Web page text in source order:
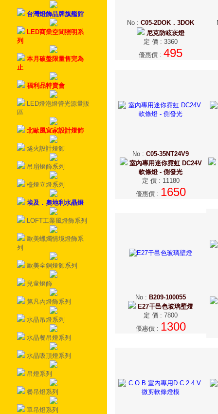
台灣燈飾品牌旗艦館
LED商業空間照明系
列
本月破盤限量售完為
止
福利品特賣會
LED燈泡燈管光源量販
區
北歐風宜家設計燈飾
燧火設計燈飾
吊扇燈飾系列
檯燈立燈系列
埃及．奧地利水晶燈
LOFT工業風燈飾系列
歐美蠟燭情境燈飾系
列
歐美全銅燈飾系列
兒童燈飾
第凡內燈飾系列
水晶吊燈系列
水晶餐吊燈系列
水晶吸頂燈系列
吊燈系列
餐吊燈系列
單吊燈系列
No : C05-2DOK．3DOK
尼克防眩崁燈
定 價 : 3360
優惠價 : 495
No : C05-35NT24V9
室內專用迷你霓虹 DC24V
軟條燈 - 側發光
定 價: 11180
優惠價: 1650
No : B209-100055
E27干邑色玻璃壁燈
定 價 : 7800
優惠價: 1300